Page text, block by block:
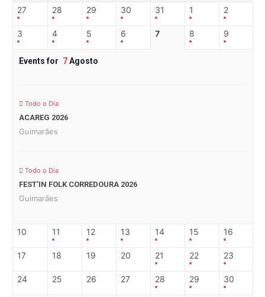
27 28 29 30 31 1 2
3 4 5 6 7 8 9
Events for 7Agosto
Todo o Dia
ACAREG 2026
Guimarães
Todo o Dia
FEST’IN FOLK CORREDOURA 2026
Guimarães
10 11 12 13 14 15 16
17 18 19 20 21 22 23
24 25 26 27 28 29 30